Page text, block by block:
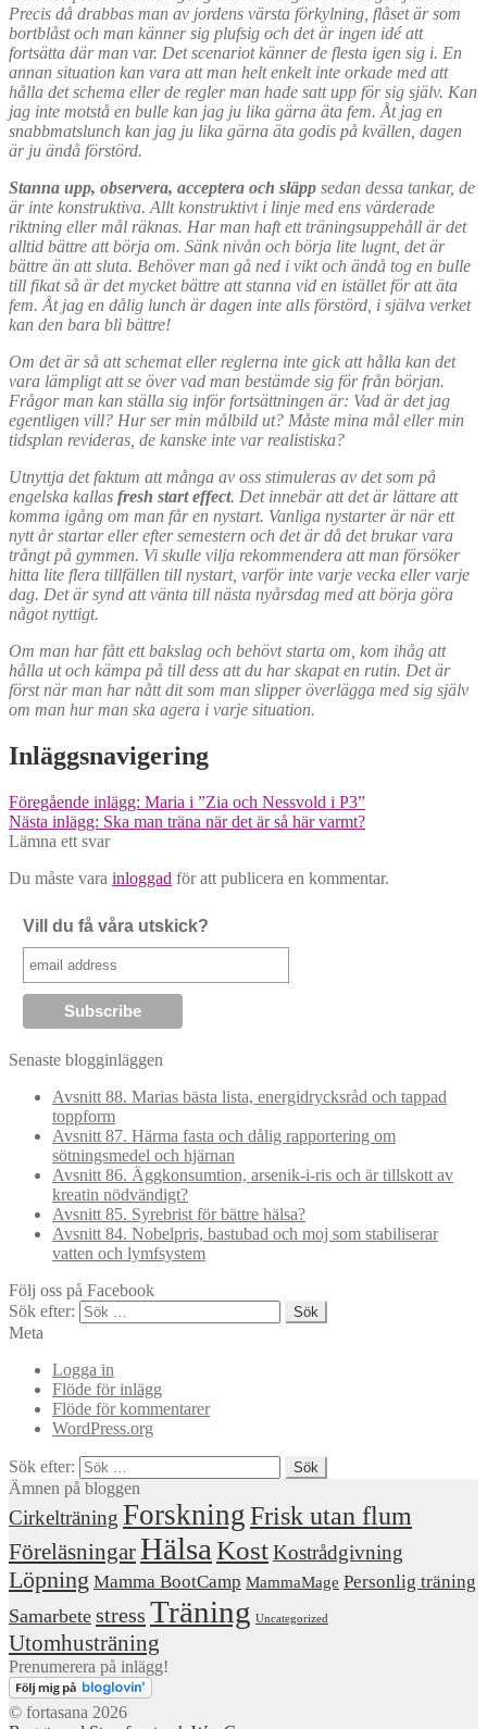
Precis då drabbas man av jordens värsta förkylning, flåset är som
bortblåst och man känner sig plufsig och det är ingen idé att
fortsätta där man var. Det scenariot känner de flesta igen sig i. En
annan situation kan vara att man helt enkelt inte orkade med att
hålla det schema eller de regler man hade satt upp för sig själv. Kan
jag inte motstå en bulle kan jag ju lika gärna äta fem. Åt jag en
snabbmatslunch kan jag ju lika gärna äta godis på kvällen, dagen
är ju ändå förstörd.
Stanna upp, observera, acceptera och släpp sedan dessa tankar, de
är inte konstruktiva. Allt konstruktivt i linje med ens värderade
riktning eller mål räknas. Har man haft ett träningsuppehåll är det
alltid bättre att börja om. Sänk nivån och börja lite lugnt, det är
bättre än att sluta. Behöver man gå ned i vikt och ändå tog en bulle
till fikat så är det mycket bättre att stanna vid en istället för att äta
fem. Åt jag en dålig lunch är dagen inte alls förstörd, i själva verket
kan den bara bli bättre!
Om det är så att schemat eller reglerna inte gick att hålla kan det
vara lämpligt att se över vad man bestämde sig för från början.
Frågor man kan ställa sig inför fortsättningen är: Vad är det jag
egentligen vill? Hur ser min målbild ut? Måste mina mål eller min
tidsplan revideras, de kanske inte var realistiska?
Utnyttja det faktum att många av oss stimuleras av det som på
engelska kallas fresh start effect. Det innebär att det är lättare att
komma igång om man får en nystart. Vanliga nystarter är när ett
nytt år startar eller efter semestern och det är då det brukar vara
trångt på gymmen. Vi skulle vilja rekommendera att man försöker
hitta lite flera tillfällen till nystart, varför inte varje vecka eller varje
dag. Det är synd att vänta till nästa nyårsdag med att börja göra
något nyttigt.
Om man har fått ett bakslag och behövt starta om, kom ihåg att
hålla ut och kämpa på till dess att du har skapat en rutin. Det är
först när man har nått dit som man slipper överlägga med sig själv
om man hur man ska agera i varje situation.
Inläggsnavigering
Föregående inlägg: Maria i ”Zia och Nessvold i P3”
Nästa inlägg: Ska man träna när det är så här varmt?
Lämna ett svar
Du måste vara inloggad för att publicera en kommentar.
Vill du få våra utskick?
Senaste blogginläggen
Avsnitt 88. Marias bästa lista, energidrycksråd och tappad
toppform
Avsnitt 87. Härma fasta och dålig rapportering om
sötningsmedel och hjärnan
Avsnitt 86. Äggkonsumtion, arsenik-i-ris och är tillskott av
kreatin nödvändigt?
Avsnitt 85. Syrebrist för bättre hälsa?
Avsnitt 84. Nobelpris, bastubad och moj som stabiliserar
vatten och lymfsystem
Följ oss på Facebook
Sök efter:
Meta
Logga in
Flöde för inlägg
Flöde för kommentarer
WordPress.org
Sök efter:
Ämnen på bloggen
Cirkelträning ForskningFrisk utan flum
FöreläsningarHälsa KostKostrådgivning
Löpning Mamma BootCamp MammaMage Personlig träning
Samarbete stress Träning Uncategorized
Utomhusträning
Prenumerera på inlägg!
© fortasana 2026